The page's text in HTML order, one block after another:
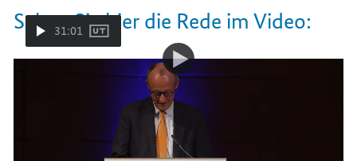
Sehen Sie hier die Rede im Video:
31:01
Neujahrsempfang
Rede des Bundeskanzlers beim
Neujahrsempfang derIHKHalle-Dessau und der
Handwerkskammer Halle